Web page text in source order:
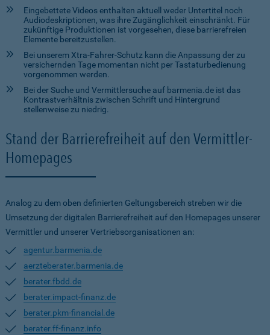
Eingebettete Videos enthalten aktuell weder Untertitel noch
Audiodeskriptionen, was ihre Zugänglichkeit einschränkt. Für
zukünftige Produktionen ist vorgesehen, diese barrierefreien
Elemente bereitzustellen.
Bei unserem Xtra-Fahrer-Schutz kann die Anpassung der zu
versichernden Tage momentan nicht per Tastaturbedienung
vorgenommen werden.
Bei der Suche und Vermittlersuche auf barmenia.de ist das
Kontrastverhältnis zwischen Schrift und Hintergrund
stellenweise zu niedrig.
Stand der Barrierefreiheit auf den Vermittler-
Homepages
Analog zu dem oben definierten Geltungsbereich streben wir die
Umsetzung der digitalen Barrierefreiheit auf den Homepages unserer
Vermittler und unserer Vertriebsorganisationen an:
agentur.barmenia.de
aerzteberater.barmenia.de
berater.fbdd.de
berater.impact-finanz.de
berater.pkm-financial.de
berater.ff-finanz.info